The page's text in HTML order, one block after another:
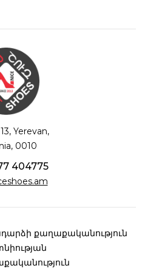
Yerevan,
0010
404775
քաղաքականություն